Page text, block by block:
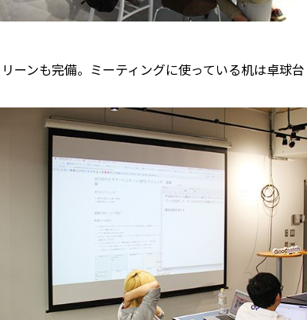
ーンも完備。ミーティングに使っている机は卓球台